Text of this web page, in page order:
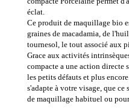
éclat.
Ce produit de maquillage bio
graines de macadamia, de
tournesol, le tout associé aux
Grace aux activités
compacte a une action directe
les petits défauts et plus
s'adapte à votre visage, que
de maquillage habituel ou